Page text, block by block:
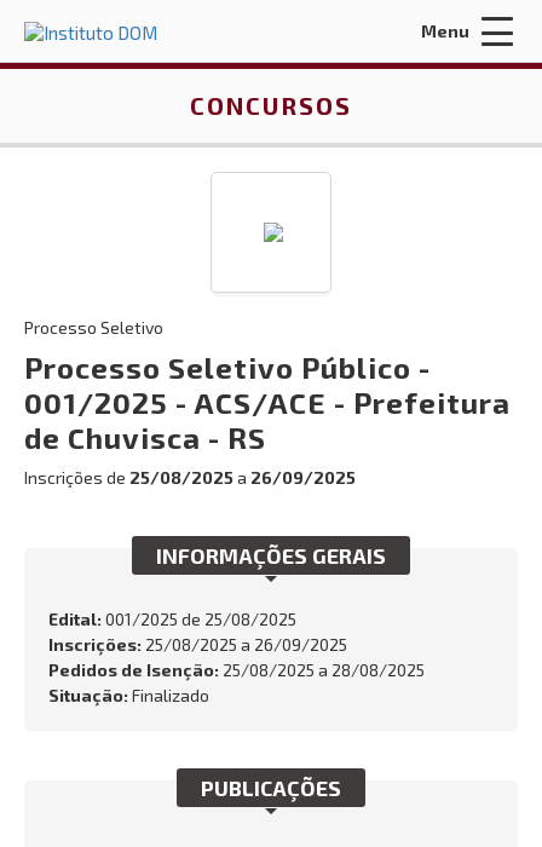
Esqueci a minha senha
INÍCIO
Busca:
Menu
CONCURSOS
Processo Seletivo
Processo Seletivo Público -
001/2025 - ACS/ACE - Prefeitura
de Chuvisca - RS
Inscrições de 25/08/2025a 26/09/2025
INFORMAÇÕES GERAIS
Edital: 001/2025 de 25/08/2025
Inscrições: 25/08/2025 a 26/09/2025
Pedidos de Isenção: 25/08/2025 a 28/08/2025
Situação: Finalizado
PUBLICAÇÕES